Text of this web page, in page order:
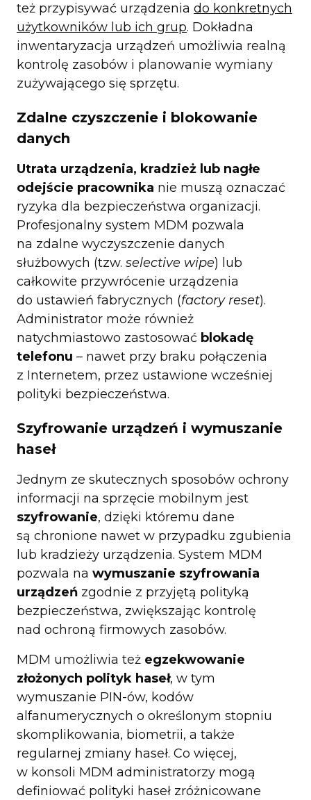
też przypisywać urządzenia do konkretnych
użytkowników lub ich grup. Dokładna
inwentaryzacja urządzeń umożliwia realną
kontrolę zasobów i planowanie wymiany
zużywającego się sprzętu.
Zdalne czyszczenie i blokowanie
danych
Utrata urządzenia, kradzież lub nagłe
odejście pracownika nie muszą oznaczać
ryzyka dla bezpieczeństwa organizacji.
Profesjonalny system MDM pozwala
na zdalne wyczyszczenie danych
służbowych (tzw. selective wipe) lub
całkowite przywrócenie urządzenia
do ustawień fabrycznych (factory reset).
Administrator może również
natychmiastowo zastosować blokadę
telefonu – nawet przy braku połączenia
z Internetem, przez ustawione wcześniej
polityki bezpieczeństwa.
Szyfrowanie urządzeń i wymuszanie
haseł
Jednym ze skutecznych sposobów ochrony
informacji na sprzęcie mobilnym jest
szyfrowanie, dzięki któremu dane
są chronione nawet w przypadku zgubienia
lub kradzieży urządzenia. System MDM
pozwala na wymuszanie szyfrowania
urządzeń zgodnie z przyjętą polityką
bezpieczeństwa, zwiększając kontrolę
nad ochroną firmowych zasobów.
MDM umożliwia też egzekwowanie
złożonych polityk haseł, w tym
wymuszanie PIN-ów, kodów
alfanumerycznych o określonym stopniu
skomplikowania, biometrii, a także
regularnej zmiany haseł. Co więcej,
w konsoli MDM administratorzy mogą
definiować polityki haseł zróżnicowane